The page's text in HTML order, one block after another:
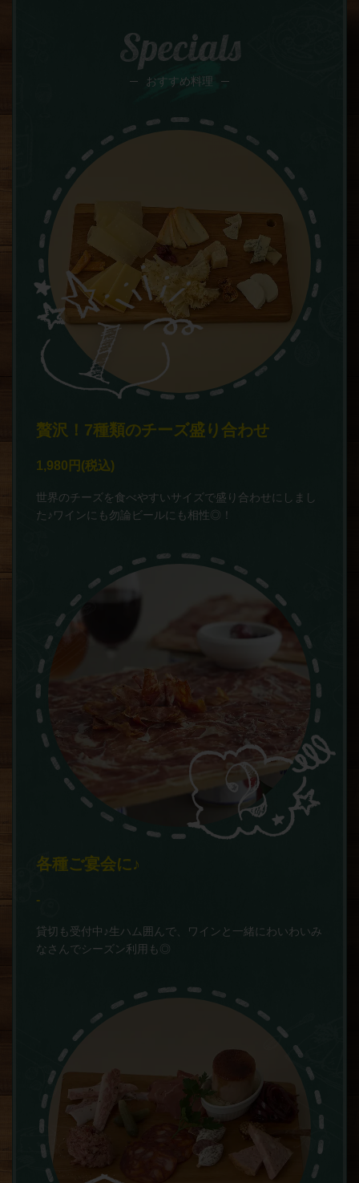
Specials
おすすめ料理
贅沢！7種類のチーズ盛り合わせ
1,980円 (税込)
世界のチーズを食べやすいサイズで盛り合わせにしまし
た♪ワインにも勿論ビールにも相性◎！
各種ご宴会に♪
‐
貸切も受付中♪生ハム囲んで、ワインと一緒にわいわいみ
なさんでシーズン利用も◎